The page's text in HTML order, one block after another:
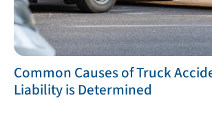
​Common Causes of Truck
Liability is Determined